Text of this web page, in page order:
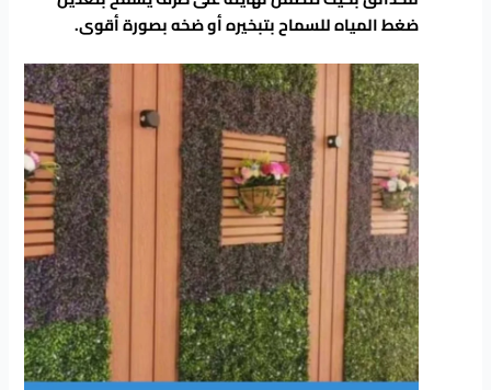
ضغط المياه للسماح بتبخيره أو ضخه بصورة أقوى.